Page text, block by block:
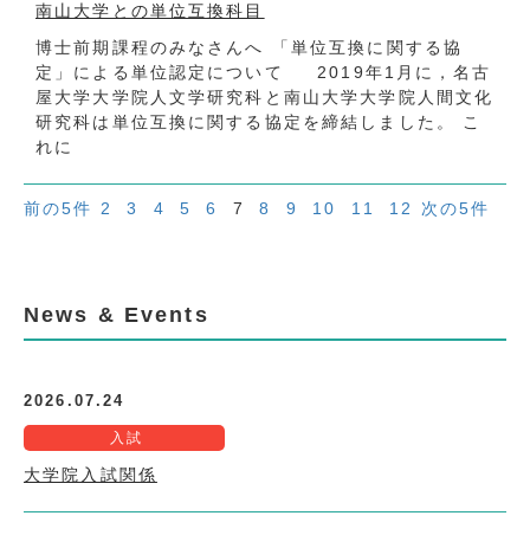
南山大学との単位互換科目
博士前期課程のみなさんへ 「単位互換に関する協
定」による単位認定について 2019年1月に，名古
屋大学大学院人文学研究科と南山大学大学院人間文化
研究科は単位互換に関する協定を締結しました。 こ
れに
前の5件 2 3 4 5 6 7 8 9 10 11 12 次の5件
News & Events
2026.07.24
入試
大学院入試関係